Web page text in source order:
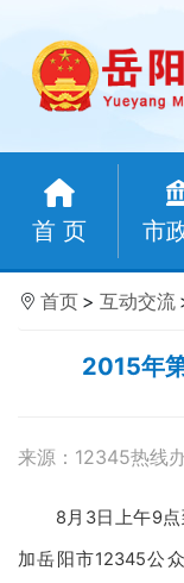
首 页 市
首页 > 互动交流
2015年
来源：12345热线
8月3日上午9
加岳阳市12345公